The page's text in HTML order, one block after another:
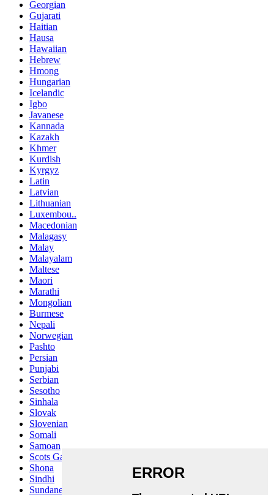
Georgian
Gujarati
Haitian
Hausa
Hawaiian
Hebrew
Hmong
Hungarian
Icelandic
Igbo
Javanese
Kannada
Kazakh
Khmer
Kurdish
Kyrgyz
Latin
Latvian
Lithuanian
Luxembou..
Macedonian
Malagasy
Malay
Malayalam
Maltese
Maori
Marathi
Mongolian
Burmese
Nepali
Norwegian
Pashto
Persian
Punjabi
Serbian
Sesotho
Sinhala
Slovak
Slovenian
Somali
Samoan
Scots Gaelic
Shona
Sindhi
Sundanese